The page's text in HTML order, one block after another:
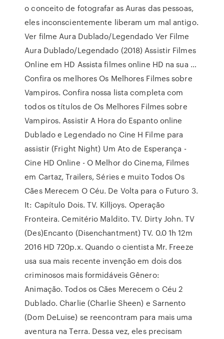
o conceito de fotografar as Auras das pessoas,
eles inconscientemente liberam um mal antigo.
Ver filme Aura Dublado/Legendado Ver Filme
Aura Dublado/Legendado (2018) Assistir Filmes
Online em HD Assista filmes online HD na sua …
Confira os melhores Os Melhores Filmes sobre
Vampiros. Confira nossa lista completa com
todos os títulos de Os Melhores Filmes sobre
Vampiros. Assistir A Hora do Espanto online
Dublado e Legendado no Cine H Filme para
assistir (Fright Night) Um Ato de Esperança -
Cine HD Online - O Melhor do Cinema, Filmes
em Cartaz, Trailers, Séries e muito Todos Os
Cães Merecem O Céu. De Volta para o Futuro 3.
It: Capítulo Dois. TV. Killjoys. Operação
Fronteira. Cemitério Maldito. TV. Dirty John. TV
(Des)Encanto (Disenchantment) TV. 0.0 1h 12m
2016 HD 720p.x. Quando o cientista Mr. Freeze
usa sua mais recente invenção em dois dos
criminosos mais formidáveis Gênero:
Animação. Todos os Cães Merecem o Céu 2
Dublado. Charlie (Charlie Sheen) e Sarnento
(Dom DeLuise) se reencontram para mais uma
aventura na Terra. Dessa vez, eles precisam